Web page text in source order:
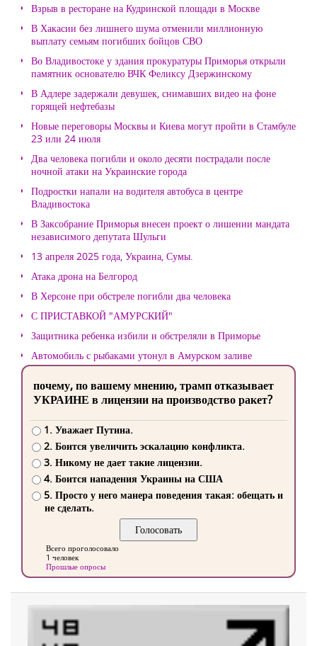
Взрыв в ресторане на Кудринской площади в Москве
В Хакасии без лишнего шума отменили миллионную
выплату семьям погибших бойцов СВО
Во Владивостоке у здания прокуратуры Приморья открыли
памятник основателю ВЧК Феликсу Дзержинскому
В Адлере задержали девушек, снимавших видео на фоне
горящей нефтебазы
Новые переговоры Москвы и Киева могут пройти в Стамбуле
23 или 24 июля
Два человека погибли и около десяти пострадали после
ночной атаки на Украинские города
Подростки напали на водителя автобуса в центре
Владивостока
В Заксобрание Приморья внесен проект о лишении мандата
независимого депутата Шульги
13 апреля 2025 года, Украина, Сумы.
Атака дрона на Белгород
В Херсоне при обстреле погибли два человека
С ПРИСТАВКОЙ "АМУРСКИЙ"
Защитника ребенка избили и обстреляли в Приморье
Автомобиль с рыбаками утонул в Амурском заливе
почему, по вашему мнению, трамп отказывает
УКРАИНЕ в лицензии на производство ракет?
1. Уважает Путина.
2. Боится увеличить эскалацию конфликта.
3. Никому не дает такие лицензии.
4. Боится нападения Украины на США
5. Просто у него манера поведения такая: обещать и
не сделать.
Всего проголосовало
1 человек
Прошлые опросы